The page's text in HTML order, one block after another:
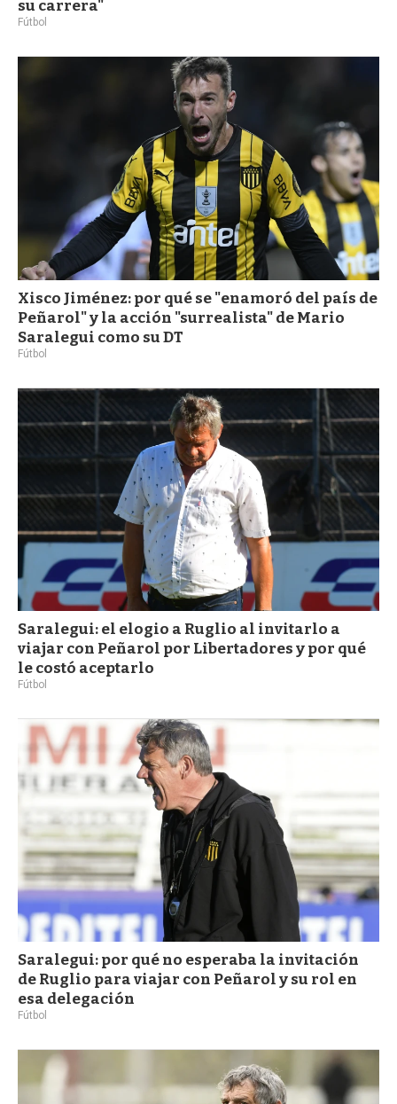
su carrera"
Fútbol
Xisco Jiménez: por qué se "enamoró del país de
Peñarol" y la acción "surrealista" de Mario
Saralegui como su DT
Fútbol
Saralegui: el elogio a Ruglio al invitarlo a
viajar con Peñarol por Libertadores y por qué
le costó aceptarlo
Fútbol
Saralegui: por qué no esperaba la invitación
de Ruglio para viajar con Peñarol y su rol en
esa delegación
Fútbol